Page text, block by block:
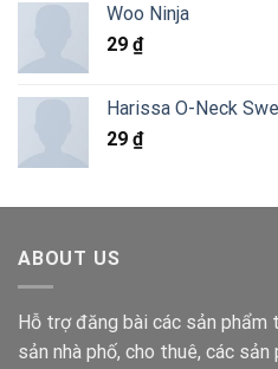
Woo Ninja
29 ₫
Harissa O-Neck
29 ₫
ABOUT US
Hỗ trợ đăng bài các sản phẩm
sản nhà phố, cho thuê, các